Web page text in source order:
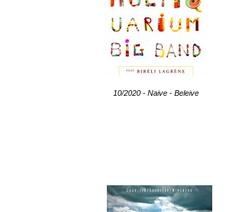
10/2020 - Naive - Beleive